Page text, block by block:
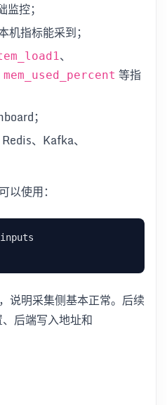
控；
机指标能采到；
、
mem_used_percent 等指
；
、Kafka、
以使用：
说明采集侧基本正常。后续
后端写入地址和